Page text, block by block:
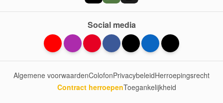
Social media
Algemene voorwaardenColofonPrivacybeleidHerroepingsrecht
Contract herroepenToegankelijkheid